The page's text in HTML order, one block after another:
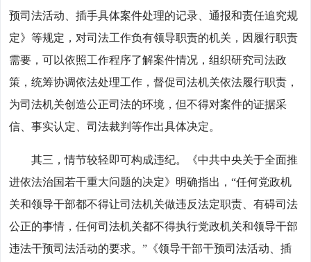
预司法活动、插手具体案件处理的记录、通报和责任追究规
定》等规定，对司法工作负有领导职责的机关，因履行职责
需要，可以依照工作程序了解案件情况，组织研究司法政
策，统筹协调依法处理工作，督促司法机关依法履行职责，
为司法机关创造公正司法的环境，但不得对案件的证据采
信、事实认定、司法裁判等作出具体决定。
其三，情节较轻即可构成违纪。《中共中央关于全面推
进依法治国若干重大问题的决定》明确指出，“任何党政机
关和领导干部都不得让司法机关做违反法定职责、有碍司法
公正的事情，任何司法机关都不得执行党政机关和领导干部
违法干预司法活动的要求。”《领导干部干预司法活动、插